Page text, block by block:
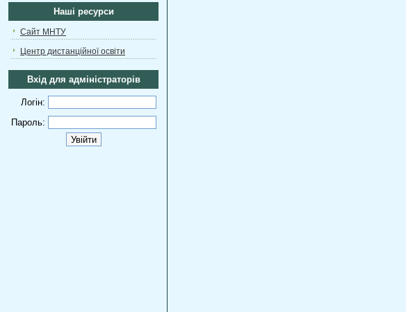
Наші ресурси
Сайт МНТУ
Центр дистанційної освіти
Вхід для адміністраторів
Логін:
Пароль: